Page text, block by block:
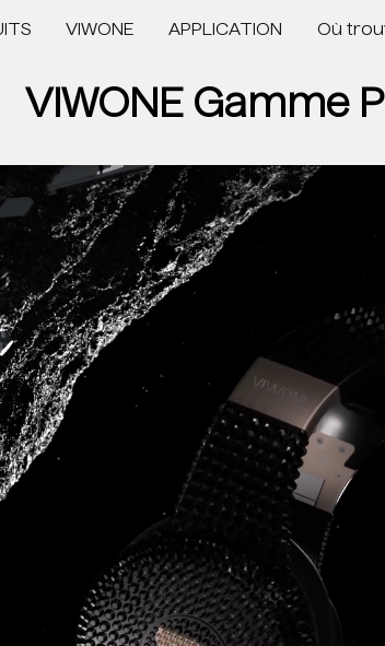
VIWONE APPLICATION Où
VIWONE Gamme